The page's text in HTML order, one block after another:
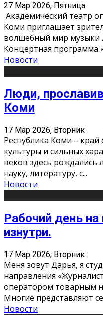
27 Мар 2026, Пятница
Академический театр
Коми приглашает
волшебный мир
Концертная программа
Новости
Люди,
Коми
17 Мар 2026, Вторник
Республика Коми –
культуры и сильных
веков здесь
науку, литературу, с...
Новости
Рабочий день
изнутри.
17 Мар 2026, Вторник
Меня зовут Дарья, я
направления
оператором товарным
Многие представляют
Новости